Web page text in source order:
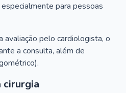
para pessoas
avaliação pelo cardiologista, o
a consulta, além de
cirurgia